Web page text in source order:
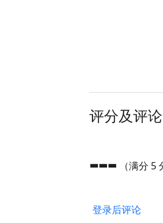
评分及评论
--- （满分 5
登录后评论